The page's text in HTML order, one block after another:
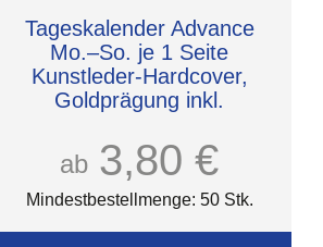
Tageskalender Advance
Mo.–So. je 1 Seite
Kunstleder-Hardcover,
Goldprägung inkl.
ab 3,80 €
Mindestbestellmenge: 50 Stk.